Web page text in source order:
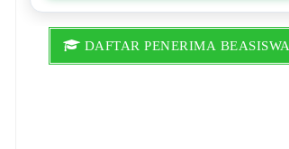
DAFTAR PENERIMA BEASISWA